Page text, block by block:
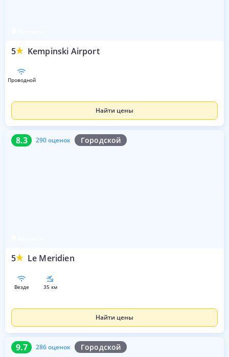
5 Kempinski Airport
проводной
Найти цены
8.3 290 оценок Городской
5 Le Meridien
8.3 290 оценок
везде 35 км
Найти цены
9.7 286 оценок Городской
9.7 286 оценок